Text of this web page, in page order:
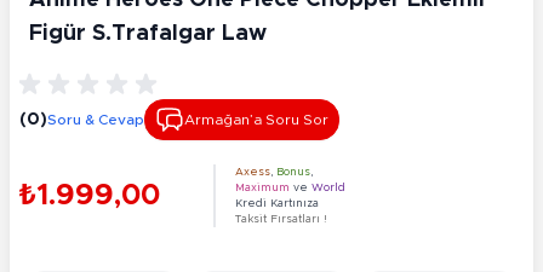
Figür S.Trafalgar Law
(0)Soru & Cevap Armağan’a Soru Sor
₺1.999,00
Axess Bonus
Maximum ve World
Kredi Kartınıza
Taksit Fırsatları !